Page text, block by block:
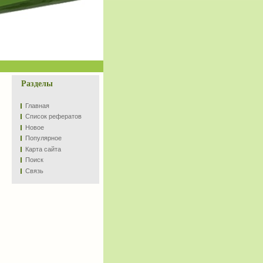
Разделы
Главная
Список рефератов
Новое
Популярное
Карта сайта
Поиск
Связь